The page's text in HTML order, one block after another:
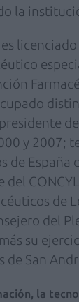
la
y 2007;
de
del
de
del
su
de San
la